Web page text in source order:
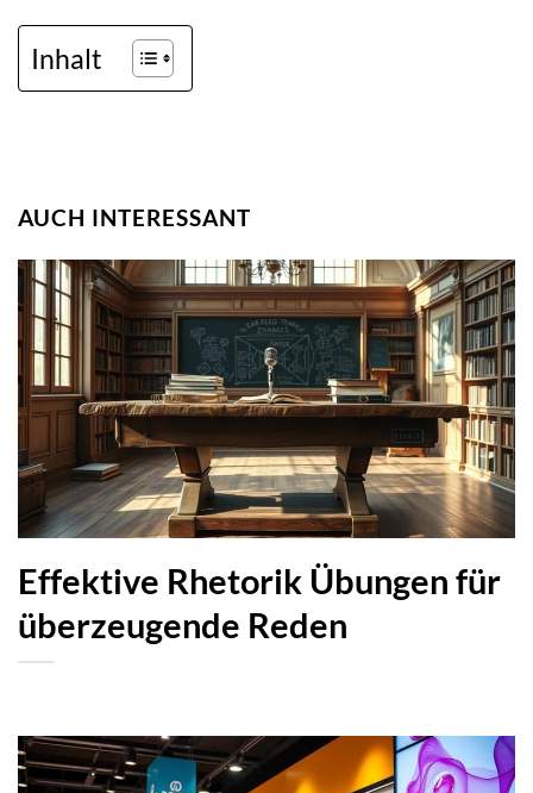
Inhalt
AUCH INTERESSANT
Effektive Rhetorik Übungen für
überzeugende Reden